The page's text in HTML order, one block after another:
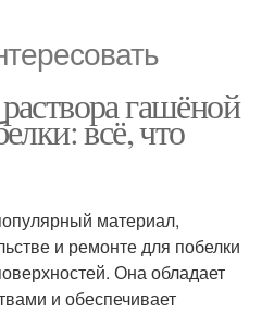
гашёной
всё, что
материал,
и ремонте для побелки
Она обладает
и обеспечивает